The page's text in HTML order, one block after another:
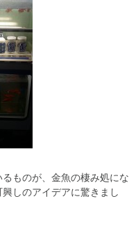
ものが、金魚の棲み処にな
しのアイデアに驚きまし